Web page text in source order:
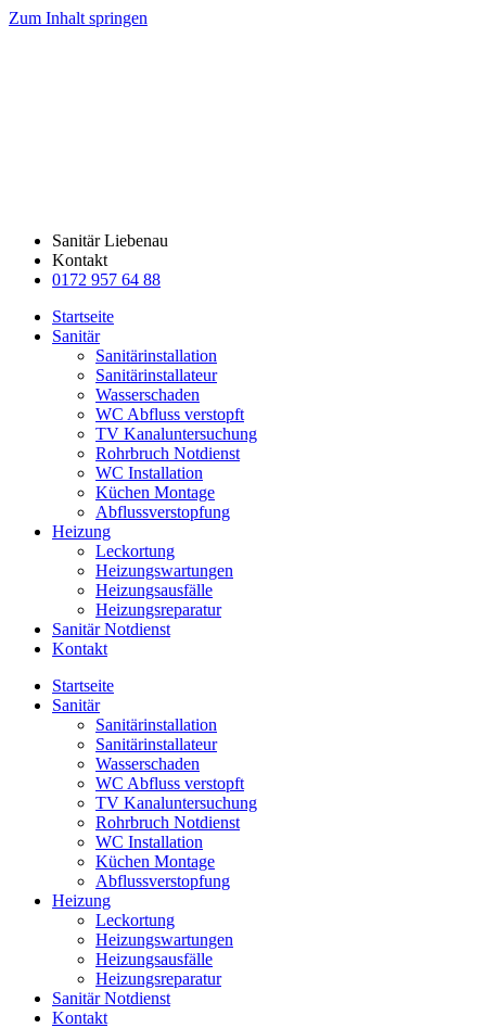
Zum Inhalt springen
Sanitär Liebenau
Kontakt
0172 957 64 88
Startseite
Sanitär
Sanitärinstallation
Sanitärinstallateur
Wasserschaden
WC Abfluss verstopft
TV Kanaluntersuchung
Rohrbruch Notdienst
WC Installation
Küchen Montage
Abflussverstopfung
Heizung
Leckortung
Heizungswartungen
Heizungsausfälle
Heizungsreparatur
Sanitär Notdienst
Kontakt
Startseite
Sanitär
Sanitärinstallation
Sanitärinstallateur
Wasserschaden
WC Abfluss verstopft
TV Kanaluntersuchung
Rohrbruch Notdienst
WC Installation
Küchen Montage
Abflussverstopfung
Heizung
Leckortung
Heizungswartungen
Heizungsausfälle
Heizungsreparatur
Sanitär Notdienst
Kontakt